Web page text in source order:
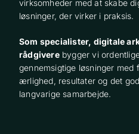
virksomheder med at skabe
løsninger, der virker i praksis.
Som specialister, digitale
rådgiverebygger vi
gennemsigtige løsninger med
ærlighed, resultater og det
langvarige samarbejde.